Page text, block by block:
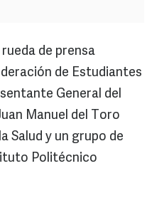
de prensa
de Estudiantes
General del
Manuel del Toro
Salud y un grupo de
Politécnico